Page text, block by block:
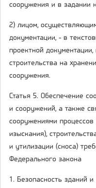
сооружения и в задании
2) лицом,
документации, - в
проектной
строительства на
сооружения.
Статья 5. Обеспечение
и сооружений, а также
сооружениями
изыскания),
и утилизации (сноса)
Федерального закона
1. Безопасность зданий